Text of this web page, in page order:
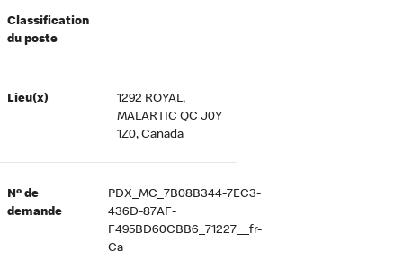
Classification
du poste
Lieu(x)
1292 ROYAL,
MALARTIC QC J0Y
1Z0, Canada
Nº de
demande
PDX_MC_7B08B344-7EC3-
436D-87AF-
F495BD60CBB6_71227__fr-
Ca